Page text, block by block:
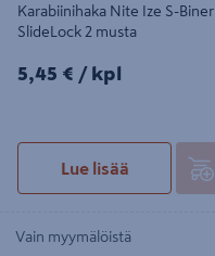
Karabiinihaka Nite Ize S-Biner
SlideLock 2 musta
5,45€/kpl
5,45 € / kpl
Lue lisää
Vain myymälöistä